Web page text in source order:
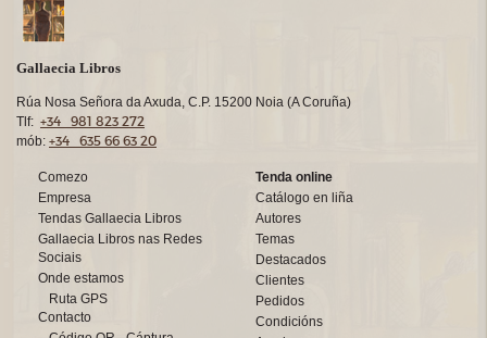
Gallaecia Libros
Rúa Nosa Señora da Axuda, C.P. 15200 Noia (A Coruña)
Tlf: +34 981 823 272
mób: +34 635 66 63 20
Comezo
Empresa
Tendas Gallaecia Libros
Gallaecia Libros nas Redes
Sociais
Onde estamos
Ruta GPS
Contacto
Tenda online
Catálogo en liña
Autores
Temas
Destacados
Clientes
Pedidos
Condicións